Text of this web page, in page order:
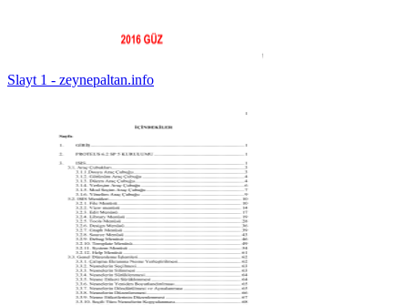
Slayt 1 - zeynepaltan.info